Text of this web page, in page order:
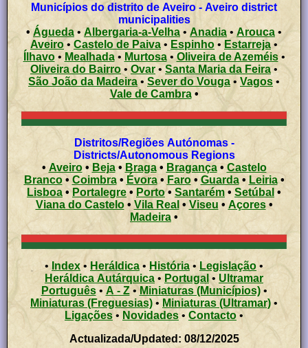
Municípios do distrito de Aveiro - Aveiro district
municipalities
• Águeda•Albergaria-a-Velha • Anadia• Arouca •
Aveiro• Castelo de Paiva • Espinho •Estarreja •
Ílhavo• Mealhada• Murtosa•Oliveira de Azeméis•
Oliveira do Bairro • Ovar • Santa Maria da Feira •
São João da Madeira • Sever do Vouga • Vagos•
Vale de Cambra •
Distritos/Regiões Autónomas -
Districts/Autonomous Regions
• Aveiro• Beja• Braga• Bragança• Castelo
Branco• Coimbra• Évora• Faro• Guarda•Leiria•
Lisboa • Portalegre • Porto• Santarém • Setúbal •
Viana do Castelo• Vila Real • Viseu • Açores •
Madeira •
•Index • Heráldica • História • Legislação •
Heráldica Autárquica • Portugal • Ultramar
Português• A - Z•Miniaturas (Municípios)•
Miniaturas (Freguesias) • Miniaturas (Ultramar) •
Ligações • Novidades • Contacto•
Actualizada/Updated: 08/12/2025